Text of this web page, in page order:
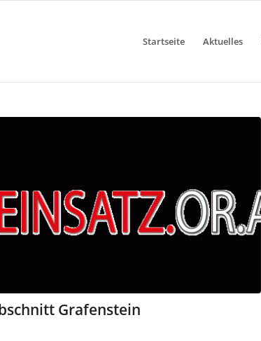
Startseite Aktuelles
Grafenstein